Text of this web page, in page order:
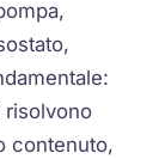
risolvono
contenuto,